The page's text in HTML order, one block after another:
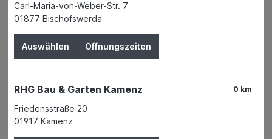
Der Preis wird erst nach Wahl einer Filiale
angezeigt.
Zum Merkzettel hinzufügen
Verfügbar in 3 Filialen Filiale auswählen
Produktnummer:
Carl-Maria-von-Weber-Str. 7
01877 Bischofswerda
Auswählen Öffnungszeiten
0 km
RHG Bau & Garten Kamenz
Friedensstraße 20
01917 Kamenz